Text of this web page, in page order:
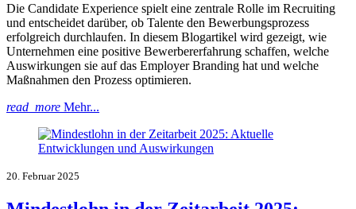
Die Candidate Experience spielt eine zentrale Rolle im Recruiting
und entscheidet darüber, ob Talente den Bewerbungsprozess
erfolgreich durchlaufen. In diesem Blogartikel wird gezeigt, wie
Unternehmen eine positive Bewerbererfahrung schaffen, welche
Auswirkungen sie auf das Employer Branding hat und welche
Maßnahmen den Prozess optimieren.
read_more Mehr...
20. Februar 2025